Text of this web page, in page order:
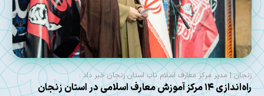
زنجان | مدیر مرکز معارف اسلام ناب استان زنجان خبر داد :
راه‌اندازی ۱۴ مرکز آموزش معارف اسلامی در استان زنجان